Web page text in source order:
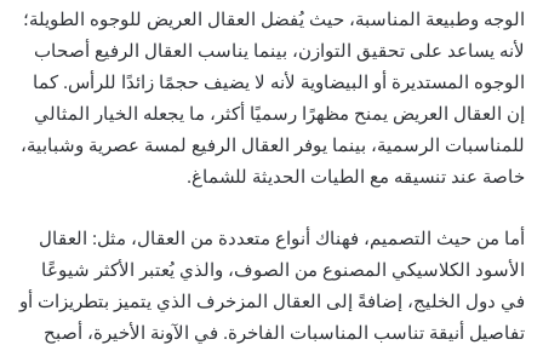
الوجه وطبيعة المناسبة، حيث يُفضل العقال العريض للوجوه الطويلة؛
لأنه يساعد على تحقيق التوازن، بينما يناسب العقال الرفيع أصحاب
الوجوه المستديرة أو البيضاوية لأنه لا يضيف حجمًا زائدًا للرأس. كما
إن العقال العريض يمنح مظهرًا رسميًا أكثر، ما يجعله الخيار المثالي
للمناسبات الرسمية، بينما يوفر العقال الرفيع لمسة عصرية وشبابية،
خاصة عند تنسيقه مع الطيات الحديثة للشماغ.
أما من حيث التصميم، فهناك أنواع متعددة من العقال، مثل: العقال
الأسود الكلاسيكي المصنوع من الصوف، والذي يُعتبر الأكثر شيوعًا
في دول الخليج، إضافةً إلى العقال المزخرف الذي يتميز بتطريزات أو
تفاصيل أنيقة تناسب المناسبات الفاخرة. في الآونة الأخيرة، أصبح